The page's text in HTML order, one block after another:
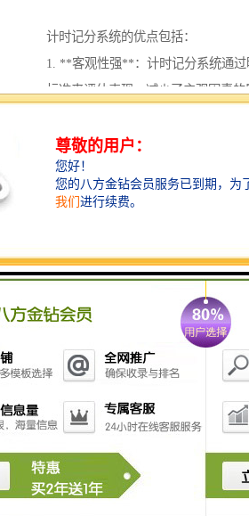
计时记分系统的优点包括：
1. **客观性强**：计时记分系统通
标准来评估表现，减少了主观因素
2. **细化评价**：通过的计时，可以
现进行更细致的分析，帮助识别具体
3. **激励作用**：设定时间限制和得
数据，便于后续的统计与分析，为
提供依据。
5. **标准化测评**：计时和记分系统
估标准，使不同参与者或团队之间
和直接。
6. **提高观赏性**：在比赛或活动
够增加观众的期待感和参与感，使赛
7. **便于管理**：对于赛事组织者
的实施有助于提高管理效率，简化比